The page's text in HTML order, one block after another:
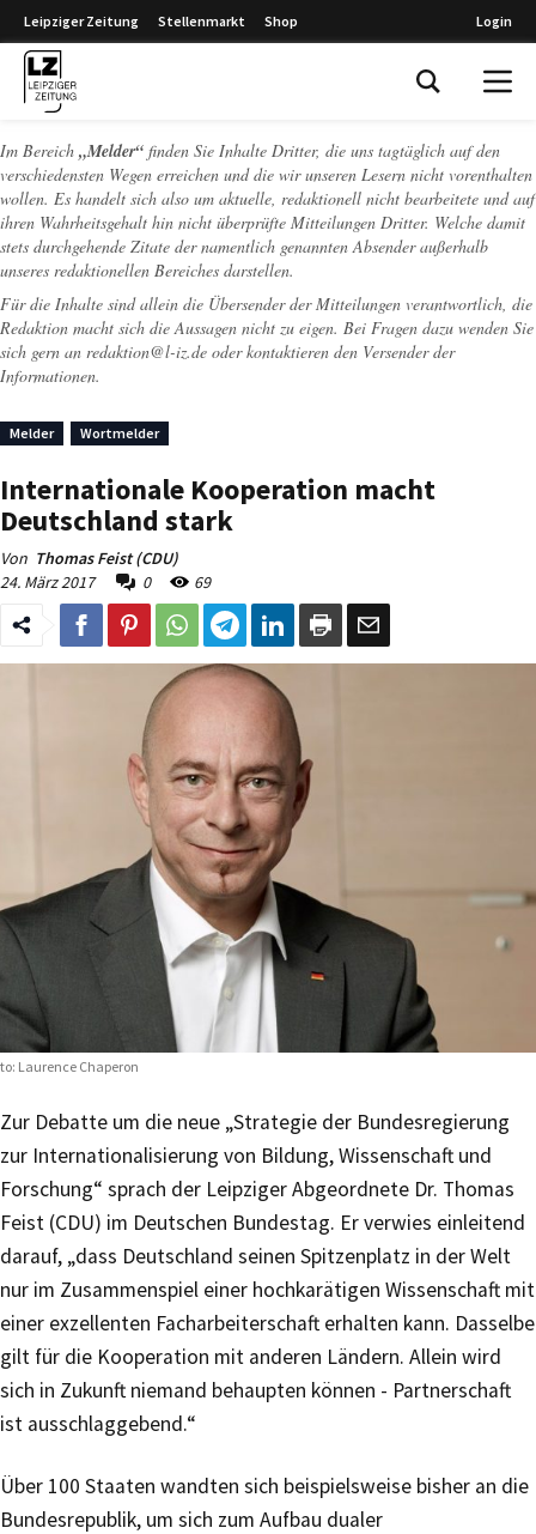
Leipziger Zeitung Stellenmarkt Shop Login
Im Bereich „Melder“ finden Sie Inhalte Dritter, die uns tagtäglich auf den
verschiedensten Wegen erreichen und die wir unseren Lesern nicht vorenthalten
wollen. Es handelt sich also um aktuelle, redaktionell nicht bearbeitete und auf
ihren Wahrheitsgehalt hin nicht überprüfte Mitteilungen Dritter. Welche damit
stets durchgehende Zitate der namentlich genannten Absender außerhalb
unseres redaktionellen Bereiches darstellen.
Für die Inhalte sind allein die Übersender der Mitteilungen verantwortlich, die
Redaktion macht sich die Aussagen nicht zu eigen. Bei Fragen dazu wenden Sie
sich gern an redaktion@l-iz.de oder kontaktieren den Versender der
Informationen.
Melder Wortmelder
Internationale Kooperation macht
Deutschland stark
Von Thomas Feist (CDU)
24. März 2017
0 69
Laurence Chaperon
Zur Debatte um die neue „Strategie der Bundesregierung
zur Internationalisierung von Bildung, Wissenschaft und
Forschung“ sprach der Leipziger Abgeordnete Dr. Thomas
Feist (CDU) im Deutschen Bundestag. Er verwies einleitend
darauf, „dass Deutschland seinen Spitzenplatz in der Welt
nur im Zusammenspiel einer hochkarätigen Wissenschaft mit
einer exzellenten Facharbeiterschaft erhalten kann. Dasselbe
gilt für die Kooperation mit anderen Ländern. Allein wird
sich in Zukunft niemand behaupten können - Partnerschaft
ist ausschlaggebend.“
Über 100 Staaten wandten sich beispielsweise bisher an die
Bundesrepublik, um sich zum Aufbau dualer